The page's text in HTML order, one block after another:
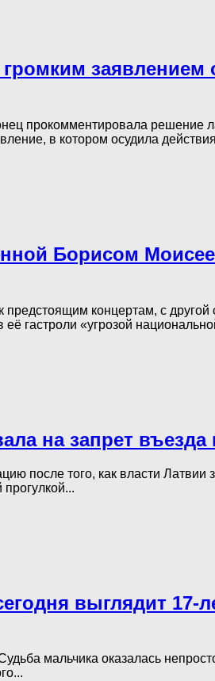
прокомментировала решение
в котором осудила
Борисом
концертам, с
гастроли «угрозой
на запрет
после того, как власти Латвии
выглядит 17-
мальчика оказалась